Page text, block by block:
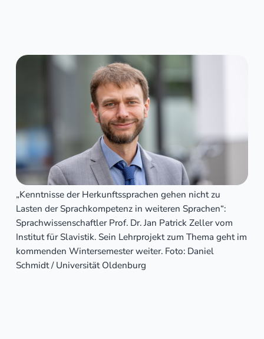
„Kenntnisse der Herkunftssprachen gehen nicht zu
Lasten der Sprachkompetenz in weiteren Sprachen“:
Sprachwissenschaftler Prof. Dr. Jan Patrick Zeller vom
Institut für Slavistik. Sein Lehrprojekt zum Thema geht im
kommenden Wintersemester weiter. Foto: Daniel
Schmidt / Universität Oldenburg